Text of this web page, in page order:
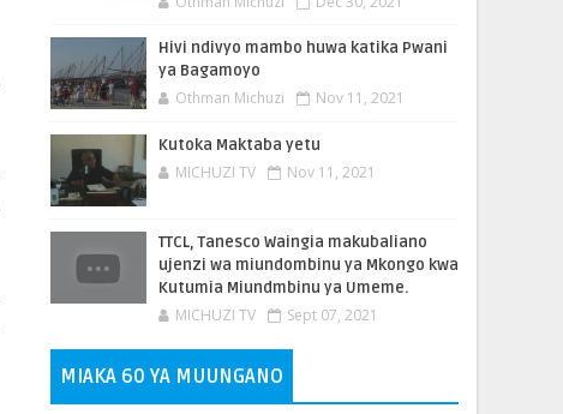
Hivi ndivyo mambo huwa katika Pwani
ya Bagamoyo
Othman Michuzi Nov 11, 2021
Kutoka Maktaba yetu
MICHUZI TV Nov 11, 2021
TTCL, Tanesco Waingia makubaliano
ujenzi wa miundombinu ya Mkongo kwa
Kutumia Miundmbinu ya Umeme.
MICHUZI TV Sept 07, 2021
MIAKA 60 YA MUUNGANO